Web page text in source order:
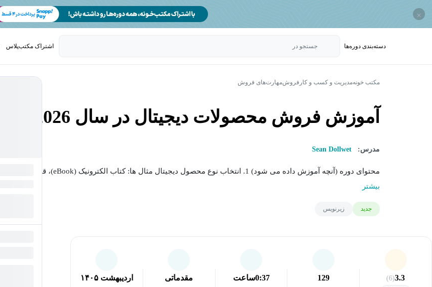
×
دسته‌بندی‌ دوره‌ها جستجو در اشتراک مکتب‌پلاس
مکتب خونهمدیریت و کسب و کار فروشمهارت‌های فروش
آموزش فروش محصولات دیجیتال در سال 2026
مدرس: Sean Dollwet
محتوای دوره (آنچه آموزش داده می شود) 1. انتخاب نوع محصول دیجیتال مثال ها: کتاب الکترونیک (eBook)، قالب...
بیشتر
جدید زیرنویس
3.3
(6)
129
0:37ساعت مقدماتی اردیبهشت ۱۴۰۵